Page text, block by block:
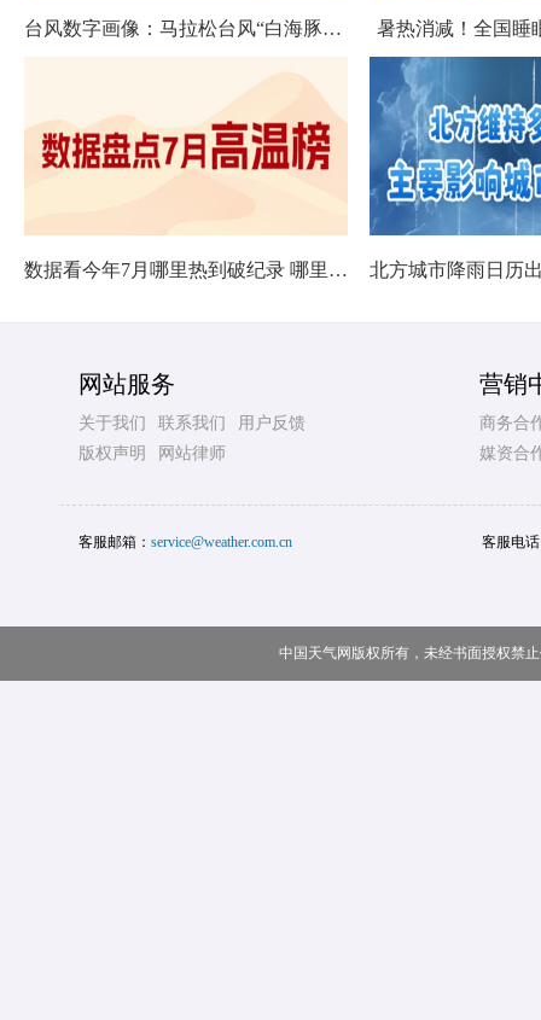
台风数字画像：马拉松台风“白海豚”将影响十余省份 暑热消减！全国睡
数据看今年7月哪里热到破纪录 哪里暑热连轴转
网站服务
关于我们 联系我们
用户反馈
版权声明
网站律师
营销
商务合
媒资合
客服邮箱： service@weather.com.cn 客服电
中国天气网版权所有，未经书面授权